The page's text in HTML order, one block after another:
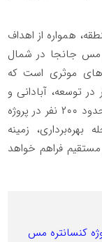
همواره از اهداف
مس جانجا در شمال
موثری است که
توسعه، آبادانی و
اشتغال‌زایی این منطقه برداشته شود. هم‌اکنون حدود ۲۰۰ نفر در پروژه
زمینه
و ۵۰۰ نفر به طور مستقیم فراهم خواهد
کنسانتره مس